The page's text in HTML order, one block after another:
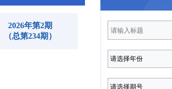
2026年第2期
（总第234期）
2025年第12期
（总第232期）
2025年第8期
（总第228期）